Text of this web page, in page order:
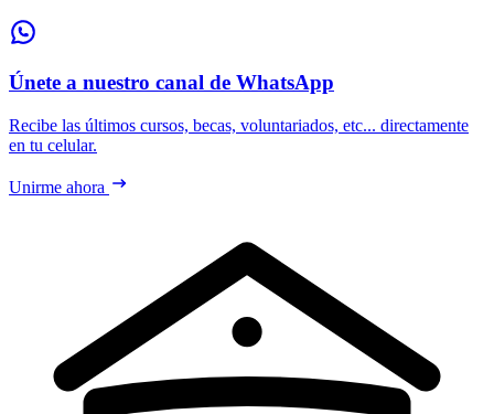
Únete a nuestro canal de WhatsApp
Recibe las últimos cursos, becas, voluntariados, etc... directamente
en tu celular.
Unirme ahora